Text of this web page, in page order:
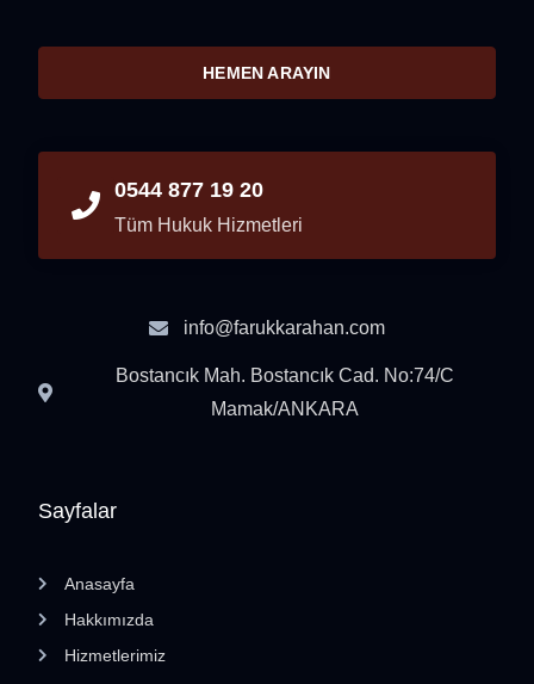
Sayfalar
Anasayfa
Hakkımızda
Hizmetlerimiz
HEMEN ARAYIN
0544 877 19 20
Tüm Hukuk Hizmetleri
info@farukkarahan.com
Bostancık Mah. Bostancık Cad. No:74/C
Mamak/ANKARA